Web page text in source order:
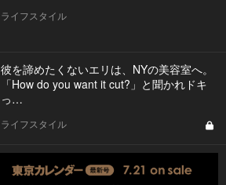
ライフスタイル
彼を諦めたくないエリは、NYの美容室へ。
「How do you want it cut?」と聞かれドキ
っ…
ライフスタイル